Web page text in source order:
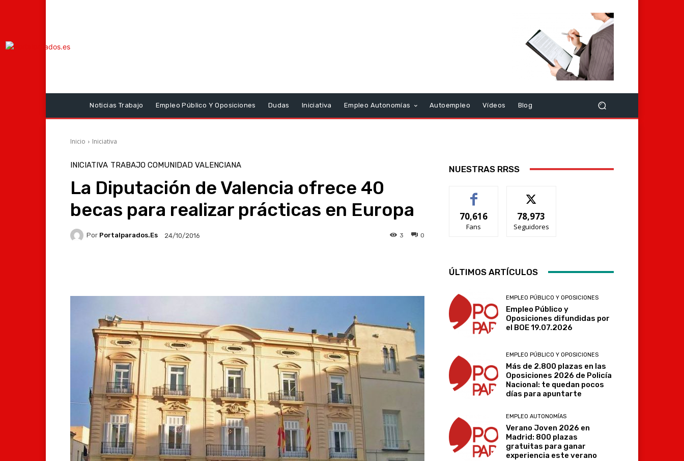
Noticias Trabajo Empleo Público Y Oposiciones Dudas Iniciativa Empleo Autonomías Autoempleo Vídeos Blog
Inicio Iniciativa
INICIATIVA TRABAJO COMUNIDAD VALENCIANA
La Diputación de Valencia ofrece 40
becas para realizar prácticas en Europa
Por Portalparados.es 24/10/2016 0
3
Telegram
NUESTRAS RRSS
70,616
Fans
78,973
Seguidores
ÚLTIMOS ARTÍCULOS
EMPLEO PÚBLICO Y OPOSICIONES
Empleo Público y
Oposiciones difundidas por
el BOE 19.07.2026
EMPLEO PÚBLICO Y OPOSICIONES
Más de 2.800 plazas en las
Oposiciones 2026 de Policía
Nacional: te quedan pocos
días para apuntarte
EMPLEO AUTONOMÍAS
Verano Joven 2026 en
Madrid: 800 plazas
gratuitas para ganar
experiencia este verano